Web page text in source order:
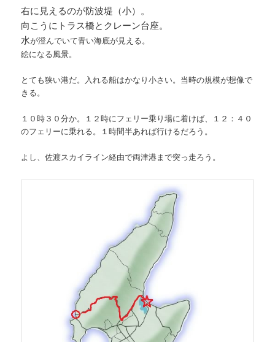
右に見えるのが防波堤（小）。
向こうにトラス橋とクレーン台座。
水が澄んでいて青い海底が見える。
絵になる風景。
とても狭い港だ。入れる船はかなり小さい。当時の規模が想像で
きる。
１０時３０分か。１２時にフェリー乗り場に着けば、１２：４０
のフェリーに乗れる。１時間半あれば行けるだろう。
よし、佐渡スカイライン経由で両津港まで突っ走ろう。